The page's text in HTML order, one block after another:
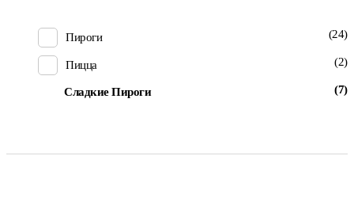
Пироги (24)
Пицца (2)
Сладкие Пироги (7)